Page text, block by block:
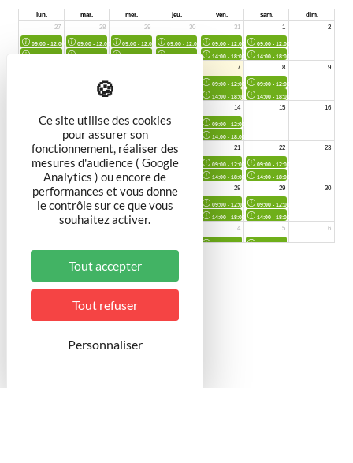
Ce site utilise des cookies
pour assurer son
fonctionnement, réaliser des
mesures d'audience ( Google
Analytics ) ou encore de
performances et vous donne
le contrôle sur ce que vous
souhaitez activer.
Tout accepter
Tout refuser
Personnaliser